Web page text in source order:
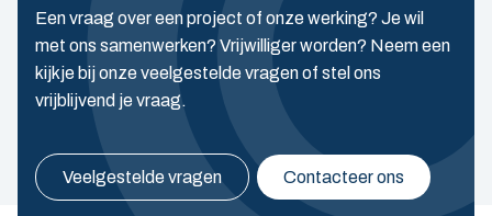
Een vraag over een project of onze werking? Je wil
met ons samenwerken? Vrijwilliger worden? Neem een
kijkje bij onze veelgestelde vragen of stel ons
vrijblijvend je vraag.
Veelgestelde vragen Contacteer ons